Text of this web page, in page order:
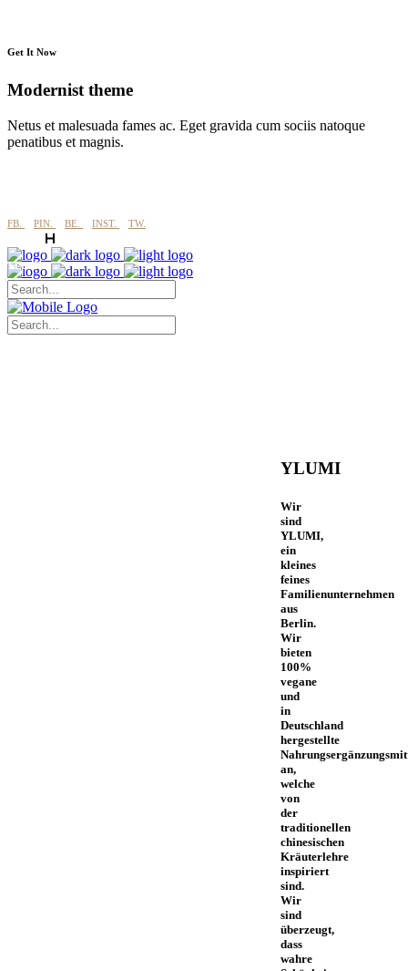
Get It Now
Modernist theme
Netus et malesuada fames ac. Eget gravida cum sociis natoque
penatibus et magnis.
FB. PIN. BE. INST. TW.
YLUMI
YLUMI
Wir
sind
YLUMI,
ein
kleines
feines
Familienunternehmen
aus
Berlin.
Wir
bieten
100%
vegane
und
in
Deutschland
hergestellte
an,
welche
von
der
traditionellen
chinesischen
Kräuterlehre
inspiriert
sind.
Wir
sind
überzeugt,
dass
wahre